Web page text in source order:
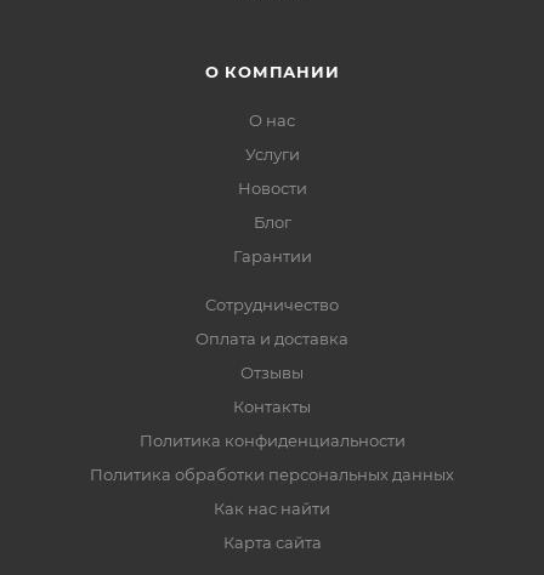
О КОМПАНИИ
О нас
Услуги
Новости
Блог
Гарантии
Сотрудничество
Оплата и доставка
Отзывы
Контакты
Политика конфиденциальности
Политика обработки персональных данных
Как нас найти
Карта сайта